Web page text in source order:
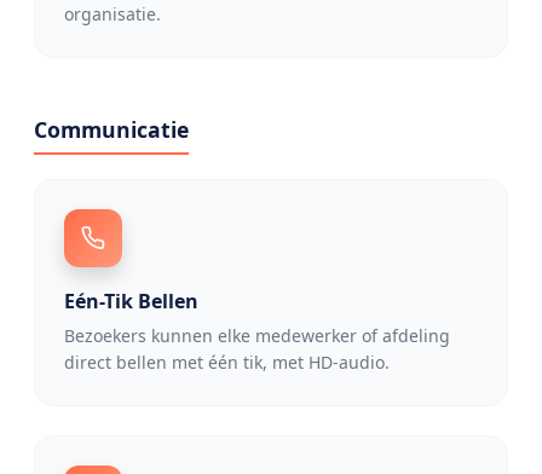
organisatie.
Communicatie
Eén-Tik Bellen
Bezoekers kunnen elke medewerker of afdeling
direct bellen met één tik, met HD-audio.